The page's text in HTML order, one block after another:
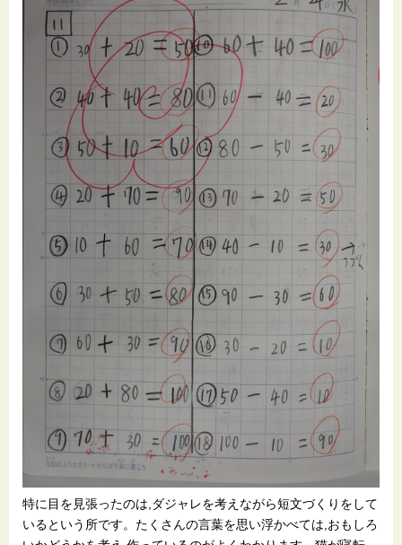
特に目を見張ったのは,ダジャレを考えながら短文づくりをして
いるという所です。たくさんの言葉を思い浮かべては,おもしろ